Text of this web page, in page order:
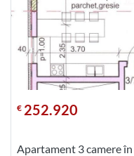
€ 252.920
Apartament 3 camere